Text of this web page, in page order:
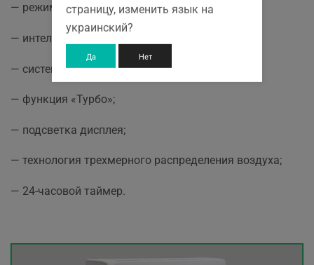
— режим сна;
— интеллектуальное размораживание;
— система интеллектуальной очистки;
— функция «Турбо»;
— подсветка дисплея;
— технология трехмерного распределения воздуха;
— 24-часовой таймер.
страницу, изменить язык на
украинский?
Да Нет